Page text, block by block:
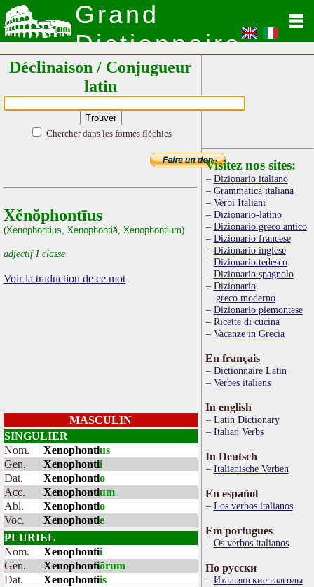
Grand
Dictionnaire
Latin
Déclinaison / Conjugueur
latin
Chercher dans les formes fléchies
Xĕnŏphontīus
(Xenophontius, Xenophontiă, Xenophontium)
adjectif I classe
Voir la traduction de ce mot
MASCULIN
SINGULIER
Nom.
Xenophontius
Gen.
Xenophontii
Dat.
Xenophontio
Acc.
Xenophontium
Abl.
Xenophontio
Voc.
Xenophontie
PLURIEL
Nom.
Xenophontii
Gen.
Xenophontiōrum
Dat.
Xenophontiis
Visitez nos sites:
Dizionario italiano
Grammatica italiana
Verbi Italiani
Dizionario-latino
Dizionario greco antico
Dizionario francese
Dizionario inglese
Dizionario tedesco
Dizionario spagnolo
Dizionario
greco moderno
Dizionario piemontese
Ricette di cucina
Vacanze in Grecia
En français
Dictionnaire Latin
Verbes italiens
In english
Latin Dictionary
Italian Verbs
In Deutsch
Italienische Verben
En español
Los verbos italianos
Em portugues
Os verbos italianos
По русски
Итальянские глаголы